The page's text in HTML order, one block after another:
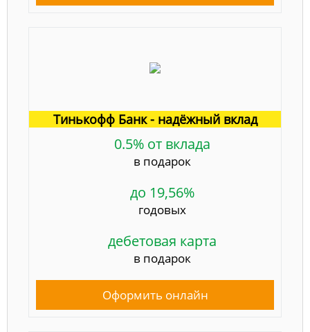
Тинькофф Банк - надёжный вклад
0.5% от вклада
в подарок
до 19,56%
годовых
дебетовая карта
в подарок
Оформить онлайн